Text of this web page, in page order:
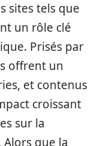
sites tels que
un rôle clé
Prisés par
offrent un
et contenus
croissant
sur la
que la